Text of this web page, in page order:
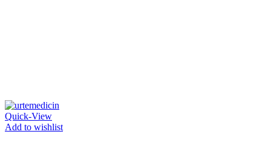
Quick-View
Add to wishlist